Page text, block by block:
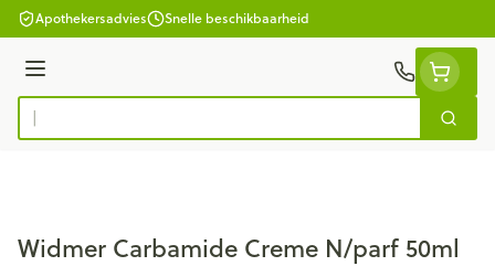
Ga naar de inhoud
Apothekersadvies Snelle beschikbaarheid
Menu
Product, merk, categorie...
Zoek
Widmer Carbamide Creme N/parf 50ml